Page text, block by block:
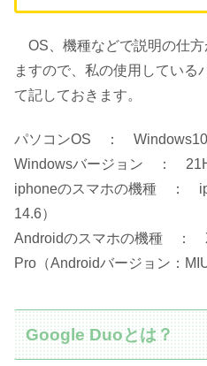
OS、機種などで説明の仕方
ますので、私の使用している
て記しておきます。
パソコンOS ：
Windowsバージョン ：
iphoneのスマホの機種 ：
14.6）
Androidのスマホの機種 ：
Pro（Androidバージョン：
Google Duoとは？